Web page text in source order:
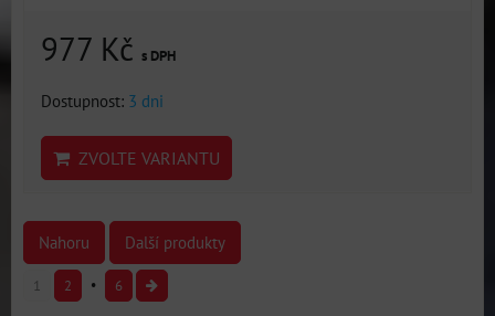
977 Kč s DPH
Dostupnost: 3 dni
ZVOLTE VARIANTU
Nahoru Další produkty
1 2 6